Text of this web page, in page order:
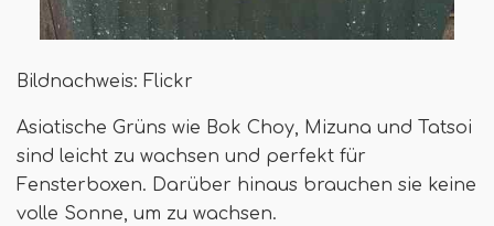
Bildnachweis: Flickr
Asiatische Grüns wie Bok Choy, Mizuna und Tatsoi
sind leicht zu wachsen und perfekt für
Fensterboxen. Darüber hinaus brauchen sie keine
volle Sonne, um zu wachsen.